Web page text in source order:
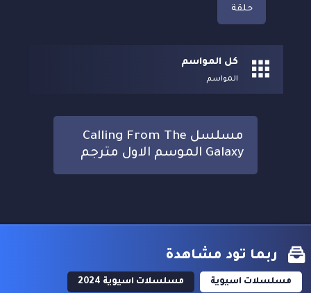
حلقة
كل المواسم
المواسم
مسلسل Calling From The
Galaxy الموسم الاول مترجم
ربما تود مشاهدة
مسلسلات اسيوية مسلسلات اسيوية 2024